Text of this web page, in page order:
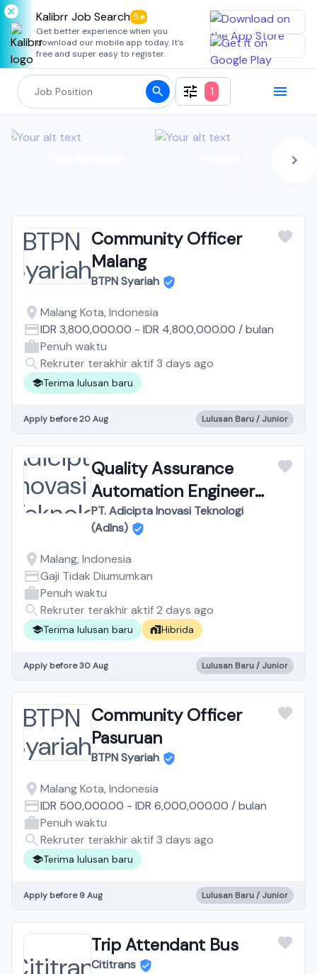
Kalibrr Job Search 5★
Get better experience when you
download our mobile app today. It's
free and super easy to register.
1
Community Officer
Malang
BTPN Syariah
Malang Kota, Indonesia
IDR 3,800,000.00 - IDR 4,800,000.00 /bulan
Penuh waktu
Rekruter terakhir aktif 3 days ago
Terima lulusan baru
Apply before 20 Aug Lulusan Baru / Junior
Quality Assurance
Automation Engineer
Katalon
PT. Adicipta Inovasi Teknologi
(AdIns)
Malang, Indonesia
Gaji Tidak Diumumkan
Penuh waktu
Rekruter terakhir aktif 2 days ago
Terima lulusan baru Hibrida
Apply before 30 Aug Lulusan Baru / Junior
Community Officer
Pasuruan
BTPN Syariah
Malang Kota, Indonesia
IDR 500,000.00 - IDR 6,000,000.00 /bulan
Penuh waktu
Rekruter terakhir aktif 3 days ago
Terima lulusan baru
Apply before 9 Aug Lulusan Baru / Junior
Trip Attendant Bus
Cititrans